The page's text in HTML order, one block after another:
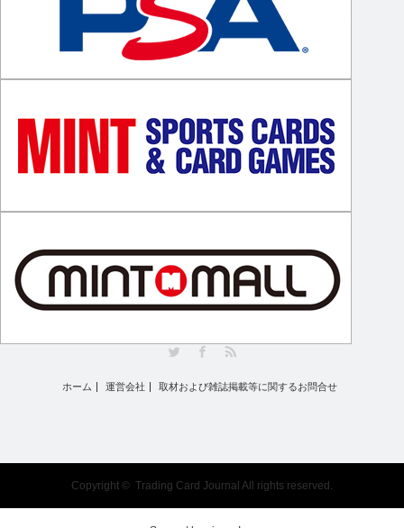
ホーム 運営会社 取材および雑誌掲載等に関するお問合せ
Copyright © Trading Card Journal All rights reserved.